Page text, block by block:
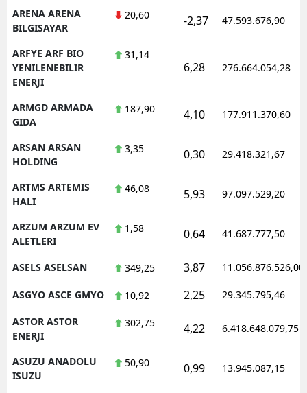
ARENA ARENA
BILGISAYAR
20,60 -2,37 47.593.676,90
ARFYE ARF BIO
YENILENEBILIR
ENERJI
31,14
6,28 276.664.054,28
ARMGD ARMADA
GIDA
187,90 4,10 177.911.370,60
ARSAN ARSAN
HOLDING
3,35 0,30 29.418.321,67
ARTMS ARTEMIS
HALI
46,08 5,93 97.097.529,20
ARZUM ARZUM EV
ALETLERI
1,58 0,64 41.687.777,50
ASELS ASELSAN 349,25 3,87 11.056.876.526,00
ASGYO ASCE GMYO 10,92 2,25 29.345.795,46
ASTOR ASTOR
ENERJI
302,75 4,22 6.418.648.079,75
ASUZU ANADOLU
ISUZU
50,90 0,99 13.945.087,15